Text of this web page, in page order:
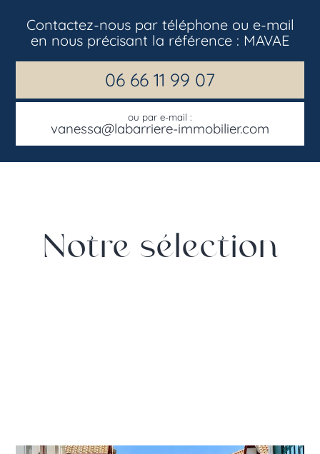
Contactez-nous par téléphone ou e-mail
en nous précisant la référence : MAVAE
06 66 11 99 07
ou par e-mail :
vanessa@labarriere-immobilier.com
Notre sélection